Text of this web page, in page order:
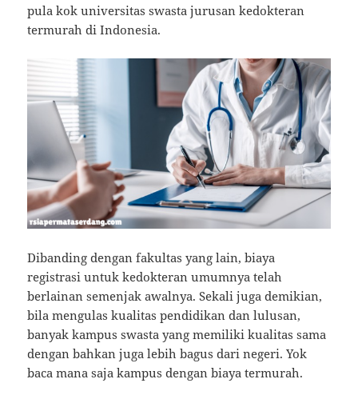
pula kok universitas swasta jurusan kedokteran
termurah di Indonesia.
Dibanding dengan fakultas yang lain, biaya
registrasi untuk kedokteran umumnya telah
berlainan semenjak awalnya. Sekali juga demikian,
bila mengulas kualitas pendidikan dan lulusan,
banyak kampus swasta yang memiliki kualitas sama
dengan bahkan juga lebih bagus dari negeri. Yok
baca mana saja kampus dengan biaya termurah.